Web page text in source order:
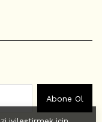
Abone Ol